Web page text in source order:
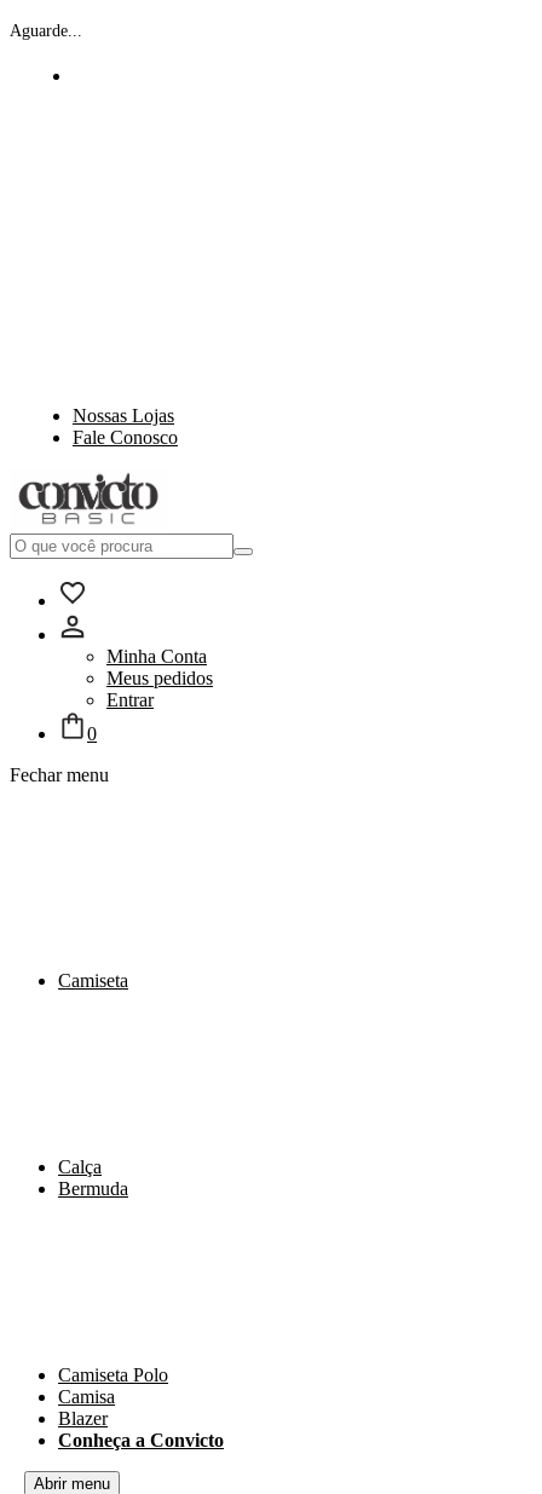
Aguarde...
Nossas Lojas
Fale Conosco
Minha Conta
Meus pedidos
Entrar
0
Fechar menu
Camiseta
Calça
Bermuda
Camiseta Polo
Camisa
Blazer
Conheça a Convicto
Abrir menu